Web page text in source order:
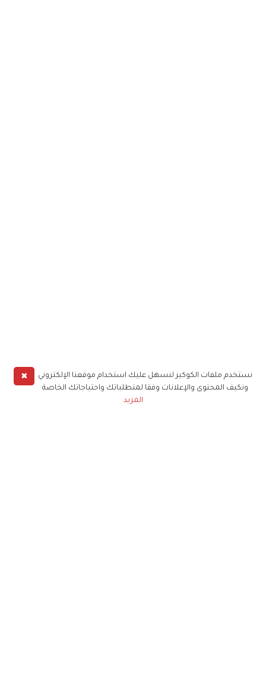
✖
نستخدم ملفات الكوكيز لنسهل عليك استخدام موقعنا الإلكتروني
ونكيف المحتوى والإعلانات وفقا لمتطلباتك واحتياجاتك الخاصة
المزيد